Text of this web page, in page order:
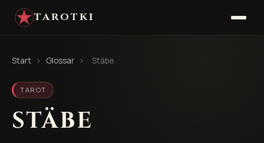
TAROTKI
Start › Glossar › Stäbe
TAROT
STÄBE